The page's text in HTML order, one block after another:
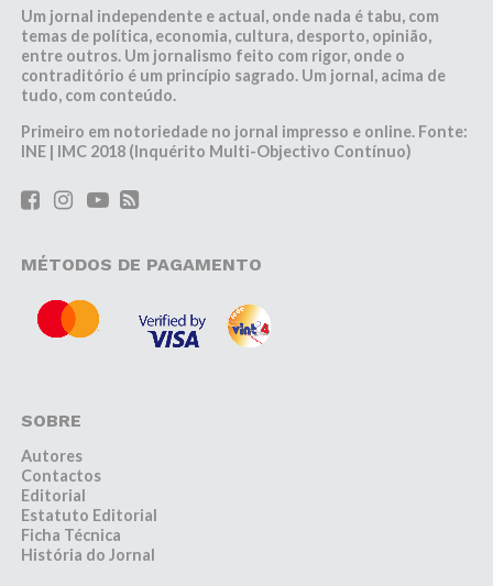
Um jornal independente e actual, onde nada é tabu, com
temas de política, economia, cultura, desporto, opinião,
entre outros. Um jornalismo feito com rigor, onde o
contraditório é um princípio sagrado. Um jornal, acima de
tudo, com conteúdo.
Primeiro em notoriedade no jornal impresso e online. Fonte:
INE | IMC 2018 (Inquérito Multi-Objectivo Contínuo)
MÉTODOS DE PAGAMENTO
SOBRE
Autores
Contactos
Editorial
Estatuto Editorial
Ficha Técnica
História do Jornal